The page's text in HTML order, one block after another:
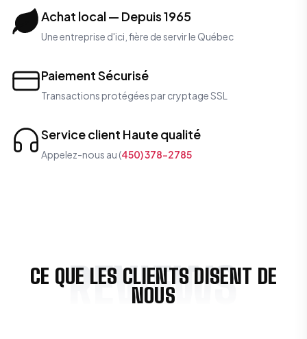
Achat local — Depuis 1965
Une entreprise d'ici, fière de servir le Québec
Paiement Sécurisé
Transactions protégées par cryptage SSL
Service client Haute qualité
Appelez-nous au (450) 378-2785
REVIEWS
CE QUE LES CLIENTS DISENT DE
NOUS